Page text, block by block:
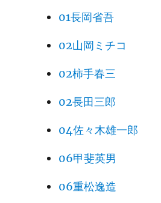
01長岡省吾
02山岡ミチコ
02柿手春三
02長田三郎
04佐々木雄一郎
06甲斐英男
06重松逸造